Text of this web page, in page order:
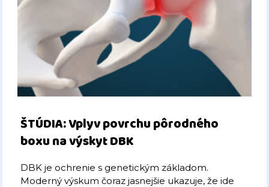
ŠTÚDIA: Vplyv povrchu pôrodného
boxu na výskyt DBK
DBK je ochrenie s genetickým základom.
Moderný výskum čoraz jasnejšie ukazuje, že ide